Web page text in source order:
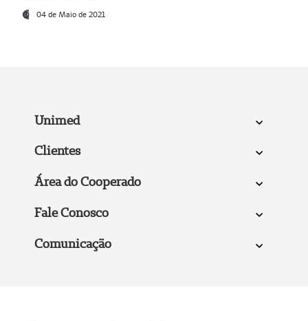
04 de Maio de 2021
Unimed
Clientes
Área do Cooperado
Fale Conosco
Comunicação